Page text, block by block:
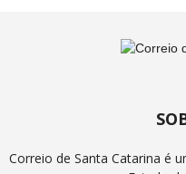
Correio de Santa Catarina é